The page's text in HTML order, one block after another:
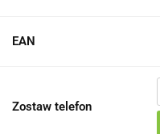
EAN
Zostaw telefon